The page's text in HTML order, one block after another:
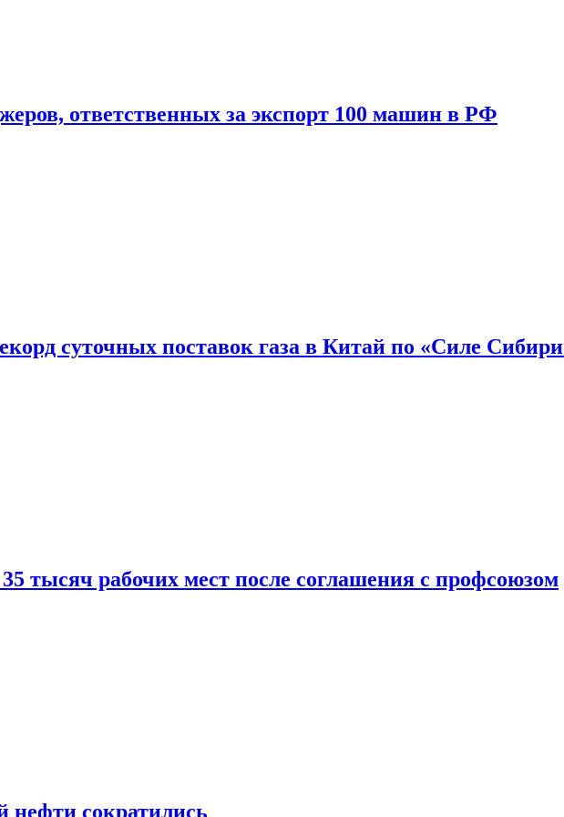
ответственных за экспорт 100 машин в РФ
суточных поставок газа в Китай по «Силе
тысяч рабочих мест после соглашения с профсоюзом
нефти сократились